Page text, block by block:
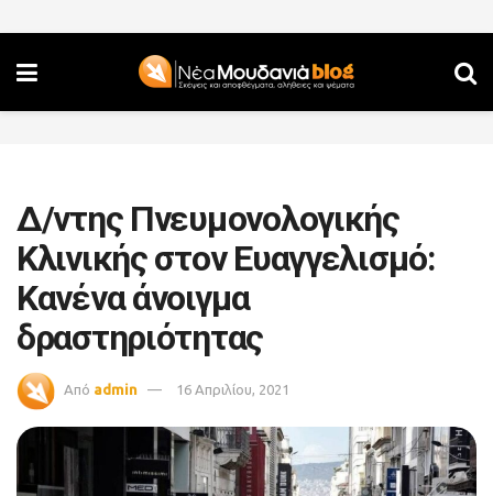
Δ/ντης Πνευμονολογικής
Κλινικής στον Ευαγγελισμό:
Κανένα άνοιγμα
δραστηριότητας
Από admin 16 Απριλίου, 2021